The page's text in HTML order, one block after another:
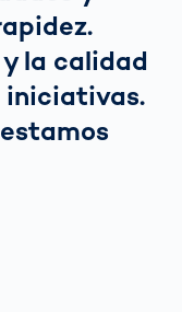
la calidad
iniciativas.